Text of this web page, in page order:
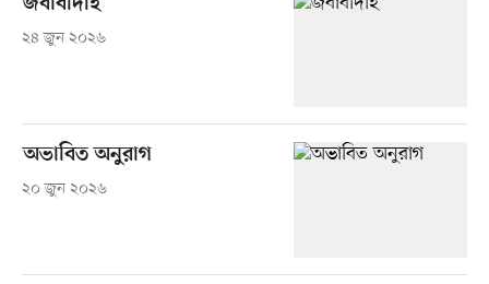
২৪ জুন ২০২৬
অভাবিত অনুরাগ
২০ জুন ২০২৬